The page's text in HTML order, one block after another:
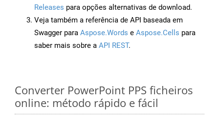
Releases para opções alternativas de download.
Veja também a referência de API baseada em
Swagger para Aspose.Words e Aspose.Cells para
saber mais sobre a API REST.
Converter PowerPoint PPS ficheiros
online: método rápido e fácil